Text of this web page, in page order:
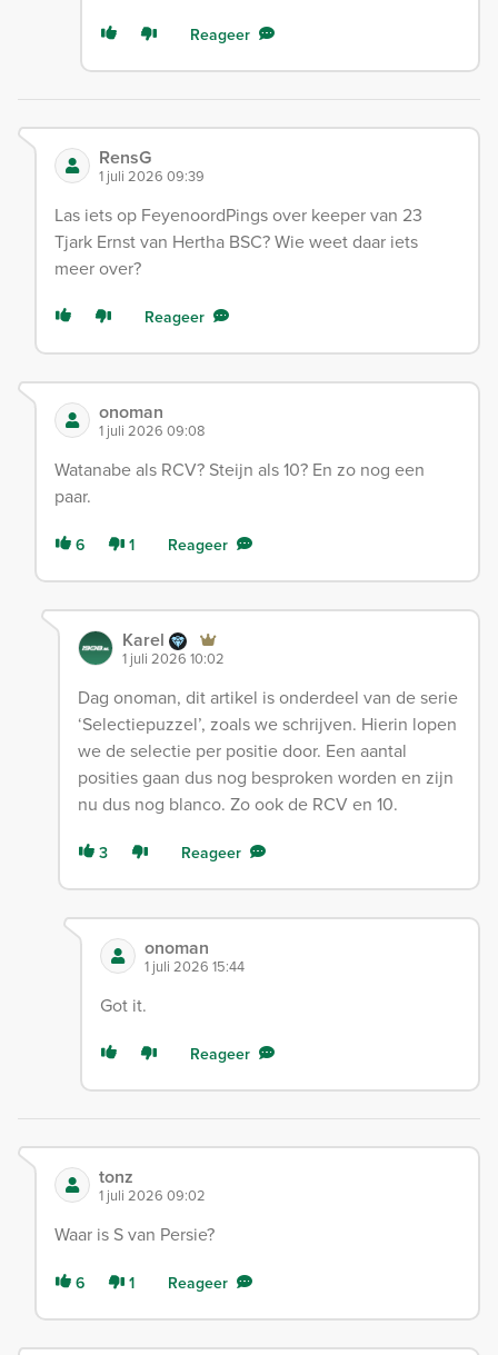
Reageer
RensG
1 juli 2026 09:39
Las iets op FeyenoordPings over keeper van 23
Tjark Ernst van Hertha BSC? Wie weet daar iets
meer over?
Reageer
onoman
1 juli 2026 09:08
Watanabe als RCV? Steijn als 10? En zo nog een
paar.
6 1 Reageer
Karel
1 juli 2026 10:02
Dag onoman, dit artikel is onderdeel van de serie
‘Selectiepuzzel’, zoals we schrijven. Hierin lopen
we de selectie per positie door. Een aantal
posities gaan dus nog besproken worden en zijn
nu dus nog blanco. Zo ook de RCV en 10.
3 Reageer
onoman
1 juli 2026 15:44
Got it.
Reageer
tonz
1 juli 2026 09:02
Waar is S van Persie?
6 1 Reageer